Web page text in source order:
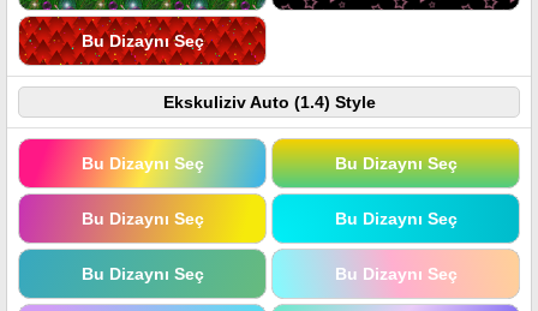
Bu Dizaynı Seç
Ekskuliziv Auto (1.4) Style
Bu Dizaynı Seç Bu Dizaynı Seç
Bu Dizaynı Seç Bu Dizaynı Seç
Bu Dizaynı Seç Bu Dizaynı Seç